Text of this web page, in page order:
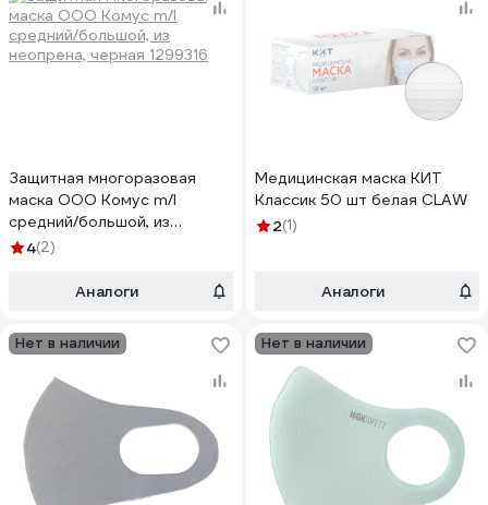
Защитная многоразовая
маска ООО Комус m/l
средний/большой, из
неопрена, черная 1299316
4(2)
Аналоги
Медицинская маска КИТ
Классик 50 шт белая CLAW
2(1)
Аналоги
Нет в наличии Нет в наличии